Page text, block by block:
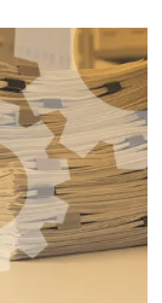
öffnet sich der
einer neuen